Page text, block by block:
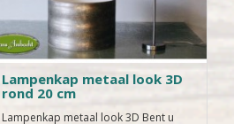
Lampenkap metaal look 3D
rond 20 cm
Lampenkap metaal look 3D Bent u